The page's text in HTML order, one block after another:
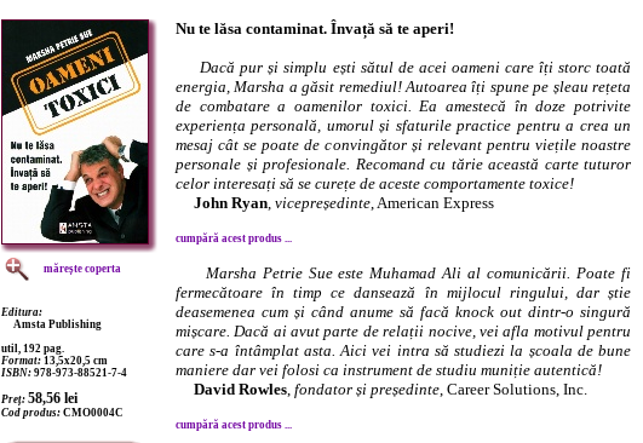
mărește coperta
Editura:
Amsta Publishing
util, 192 pag.
Format: 13,5x20,5 cm
ISBN: 978-973-88521-7-4
Preț: 58,56 lei
Cod produs: CMO0004C
Nu te lăsa contaminat. Învață să te aperi!
Dacă pur și simplu ești sătul de acei oameni care îți storc toată
energia, Marsha a găsit remediul! Autoarea îți spune pe șleau rețeta
de combatare a oamenilor toxici. Ea amestecă în doze potrivite
experiența personală, umorul și sfaturile practice pentru a crea un
mesaj cât se poate de convingător și relevant pentru viețile noastre
personale și profesionale. Recomand cu tărie această carte tuturor
celor interesați să se curețe de aceste comportamente toxice!
John Ryan, vicepreședinte, American Express
cumpără acest produs ...
Marsha Petrie Sue este Muhamad Ali al comunicării. Poate fi
fermecătoare în timp ce dansează în mijlocul ringului, dar știe
deasemenea cum și când anume să facă knock out dintr-o singură
mișcare. Dacă ai avut parte de relații nocive, vei afla motivul pentru
care s-a întâmplat asta. Aici vei intra să studiezi la școala de bune
maniere dar vei folosi ca instrument de studiu muniție autentică!
David Rowles, fondator și președinte, Career Solutions, Inc.
cumpără acest produs ...